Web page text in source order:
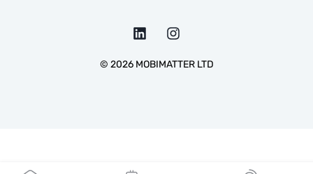
© 2026MOBIMATTER LTD